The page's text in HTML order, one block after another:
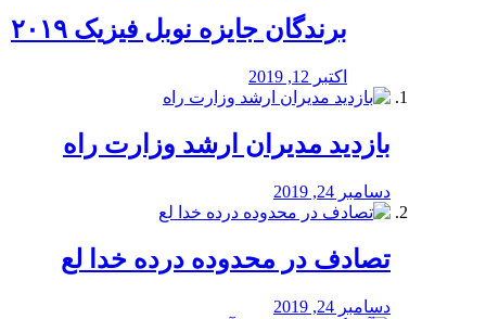
برندگان جایزه نوبل فیزیک ۲۰۱۹
اکتبر 12, 2019
بازدید مدیران ارشد وزارت راه
دسامبر 24, 2019
تصادف در محدوده درده خدا لع
دسامبر 24, 2019